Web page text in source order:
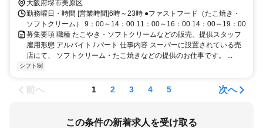
大阪府堺市美原区
勤務曜日・時間 [営業時間]6時～23時 ●ファストフード（たこ焼き・
ソフトクリーム） 9：00～14：00 11：00～16：00 14：00～19：00
募集要項 職種 たこやき・ソフトクリームなどの販売、提供スタッフ
雇用形態 アルバイト / パート 仕事内容 スーパーに設置されている売
店にて、 ソフトクリーム・たこ焼きなどの提供のお仕事です。 ...
シフト制
前へ 1 2 3 4 5 次へ
この条件の新着求人を受け取る